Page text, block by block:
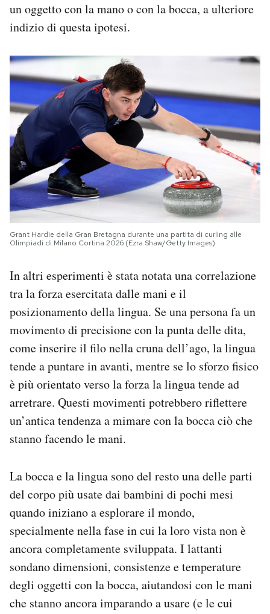
un oggetto con la mano o con la bocca, a ulteriore
indizio di questa ipotesi.
Grant Hardie della Gran Bretagna durante una partita di curling alle
Olimpiadi di Milano Cortina 2026 (Ezra Shaw/Getty Images)
In altri esperimenti è stata notata una correlazione
tra la forza esercitata dalle mani e il
posizionamento della lingua. Se una persona fa un
movimento di precisione con la punta delle dita,
come inserire il filo nella cruna dell’ago, la lingua
tende a puntare in avanti, mentre se lo sforzo fisico
è più orientato verso la forza la lingua tende ad
arretrare. Questi movimenti potrebbero riflettere
un’antica tendenza a mimare con la bocca ciò che
stanno facendo le mani.
La bocca e la lingua sono del resto una delle parti
del corpo più usate dai bambini di pochi mesi
quando iniziano a esplorare il mondo,
specialmente nella fase in cui la loro vista non è
ancora completamente sviluppata. I lattanti
sondano dimensioni, consistenze e temperature
degli oggetti con la bocca, aiutandosi con le mani
che stanno ancora imparando a usare (e le cui